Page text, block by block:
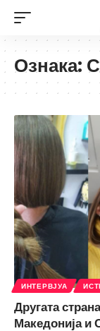
Ознака:
ИНТЕРВЈУА
Другата
Македонија и